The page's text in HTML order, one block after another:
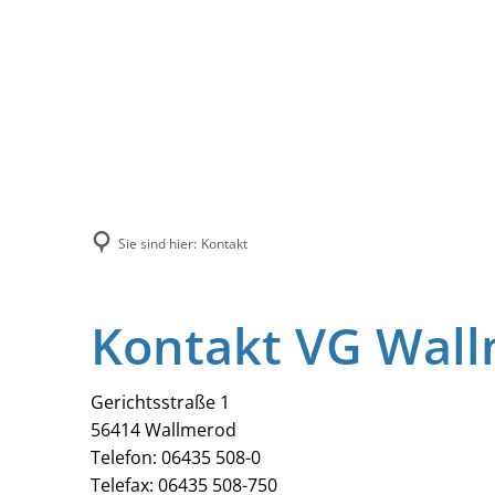
Sie sind hier: Kontakt
Kontakt VG
Gerichtsstraße 1
56414 Wallmerod
Telefon: 06435 508-0
Telefax: 06435 508-750